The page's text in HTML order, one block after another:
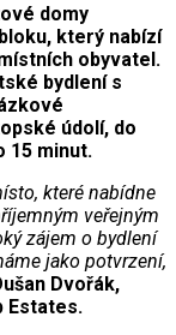
domy
který nabízí
obyvatel.
bydlení s
údolí, do
15 minut.
které nabídne
veřejným
zájem o bydlení
jako potvrzení,
Dvořák,
Estates.